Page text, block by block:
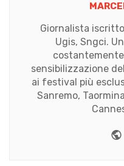
Giornalista
Ugis, Sngci.
sensibilizzazione
ai festival più
Sanremo,